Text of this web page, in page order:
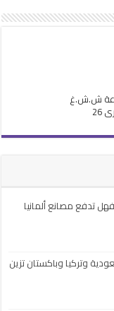
تدفع مصانع ألمانيا
وتركيا وباكستان تزين